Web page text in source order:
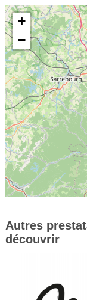
+
−
Autres
découvrir